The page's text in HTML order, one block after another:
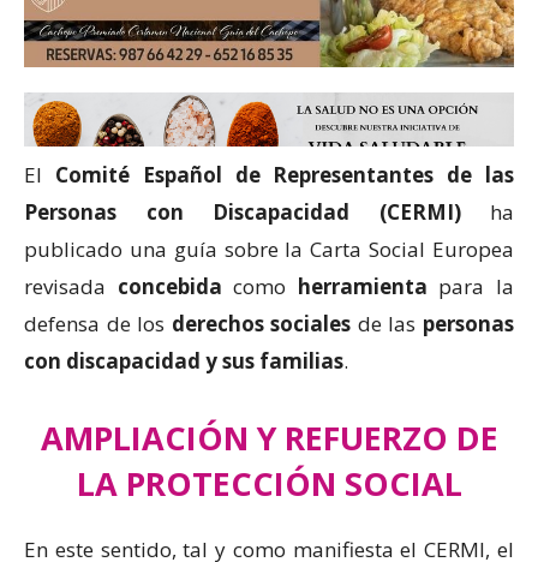
El Comité Español de Representantes de las
Personas con Discapacidad (CERMI)ha
publicado una guía sobre la Carta Social Europea
revisada concebida como herramienta para la
defensa de los derechos sociales de las personas
con discapacidad y sus familias.
AMPLIACIÓN Y REFUERZO DE
LA PROTECCIÓN SOCIAL
En este sentido, tal y como manifiesta el CERMI, el